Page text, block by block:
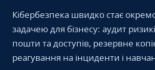
Кібербезпека швидко стає
задачею для бізнесу: аудит
пошти та доступів, резервне
реагування на інциденти і